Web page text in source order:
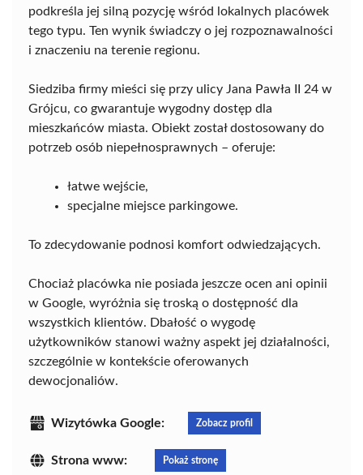
podkreśla jej silną pozycję wśród lokalnych placówek
tego typu. Ten wynik świadczy o jej rozpoznawalności
i znaczeniu na terenie regionu.
Siedziba firmy mieści się przy ulicy Jana Pawła II 24 w
Grójcu, co gwarantuje wygodny dostęp dla
mieszkańców miasta. Obiekt został dostosowany do
potrzeb osób niepełnosprawnych – oferuje:
łatwe wejście,
specjalne miejsce parkingowe.
To zdecydowanie podnosi komfort odwiedzających.
Chociaż placówka nie posiada jeszcze ocen ani opinii
w Google, wyróżnia się troską o dostępność dla
wszystkich klientów. Dbałość o wygodę
użytkowników stanowi ważny aspekt jej działalności,
szczególnie w kontekście oferowanych
dewocjonaliów.
Wizytówka Google: Zobacz profil
Strona www: Pokaż stronę